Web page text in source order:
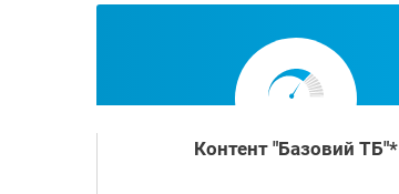
Контент "Базовий ТБ"*